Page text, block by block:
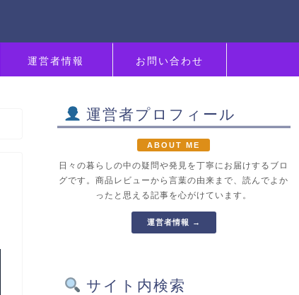
運営者情報 お問い合わせ
運営者プロフィール
ABOUT ME
日々の暮らしの中の疑問や発見を丁寧にお届けするブロ
グです。商品レビューから言葉の由来まで、読んでよか
ったと思える記事を心がけています。
運営者情報 →
サイト内検索